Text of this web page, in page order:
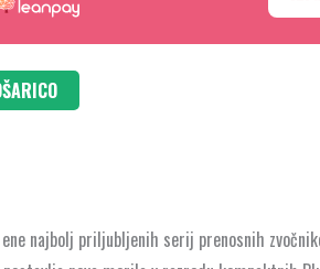
najbolj priljubljenih serij prenosnih